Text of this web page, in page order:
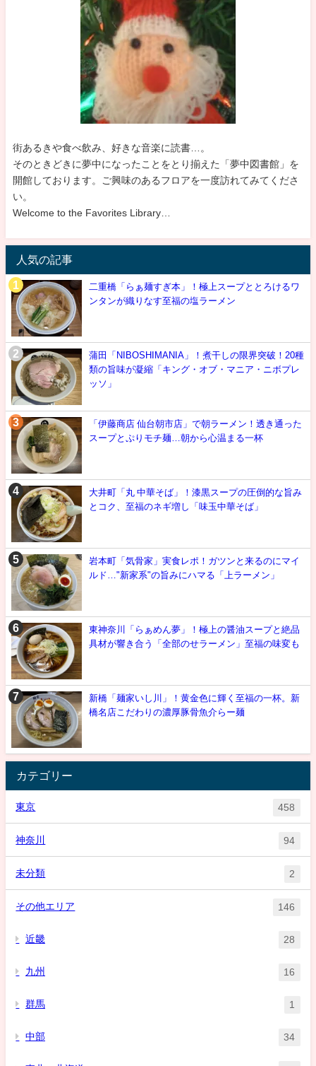
街あるきや食べ飲み、好きな音楽に読書…。
そのときどきに夢中になったことをとり揃えた「夢中図書館」を
開館しております。ご興味のあるフロアを一度訪れてみてくださ
い。
Welcome to the Favorites Library…
人気の記事
二重橋「らぁ麺すぎ本」！極上スープととろけるワ
ンタンが織りなす至福の塩ラーメン
蒲田「NIBOSHIMANIA」！煮干しの限界突破！20種
類の旨味が凝縮「キング・オブ・マニア・ニボプレ
ッソ」
「伊藤商店 仙台朝市店」で朝ラーメン！透き通った
スープとぷりモチ麺…朝から心温まる一杯
大井町「丸 中華そば」！漆黒スープの圧倒的な旨み
とコク、至福のネギ増し「味玉中華そば」
岩本町「気骨家」実食レポ！ガツンと来るのにマイ
ルド…"新家系"の旨みにハマる「上ラーメン」
東神奈川「らぁめん夢」！極上の醤油スープと絶品
具材が響き合う「全部のせラーメン」至福の味変も
新橋「麺家いし川」！黄金色に輝く至福の一杯。新
橋名店こだわりの濃厚豚骨魚介らー麺
カテゴリー
東京 458
神奈川 94
未分類 2
その他エリア 146
近畿 28
九州 16
群馬 1
中部 34